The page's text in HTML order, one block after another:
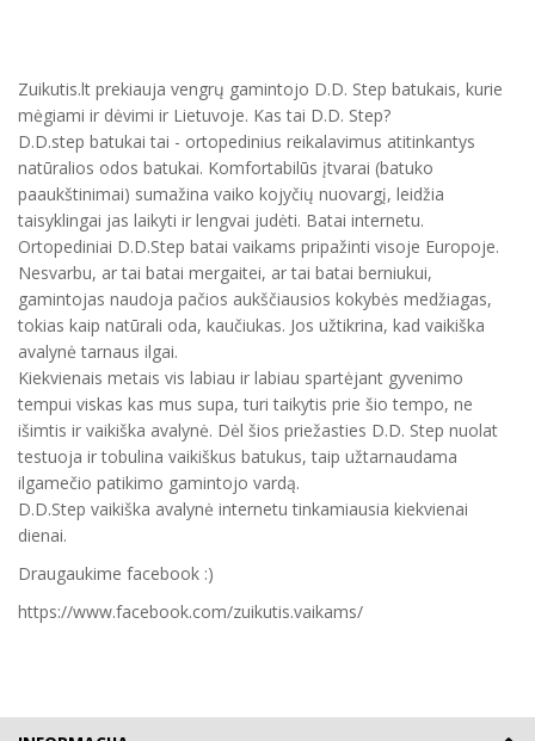
Zuikutis.lt prekiauja vengrų gamintojo D.D. Step batukais, kurie
mėgiami ir dėvimi ir Lietuvoje. Kas tai D.D. Step?
D.D.step batukai tai - ortopedinius reikalavimus atitinkantys
natūralios odos batukai. Komfortabilūs įtvarai (batuko
paaukštinimai) sumažina vaiko kojyčių nuovargį, leidžia
taisyklingai jas laikyti ir lengvai judėti. Batai internetu.
Ortopediniai D.D.Step batai vaikams pripažinti visoje Europoje.
Nesvarbu, ar tai batai mergaitei, ar tai batai berniukui,
gamintojas naudoja pačios aukščiausios kokybės medžiagas,
tokias kaip natūrali oda, kaučiukas. Jos užtikrina, kad vaikiška
avalynė tarnaus ilgai.
Kiekvienais metais vis labiau ir labiau spartėjant gyvenimo
tempui viskas kas mus supa, turi taikytis prie šio tempo, ne
išimtis ir vaikiška avalynė. Dėl šios priežasties D.D. Step nuolat
testuoja ir tobulina vaikiškus batukus, taip užtarnaudama
ilgamečio patikimo gamintojo vardą.
D.D.Step vaikiška avalynė internetu tinkamiausia kiekvienai
dienai.
Draugaukime facebook :)
https://www.facebook.com/zuikutis.vaikams/